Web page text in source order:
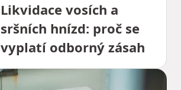
Likvidace vosích a
sršních hnízd: proč se
vyplatí odborný zásah